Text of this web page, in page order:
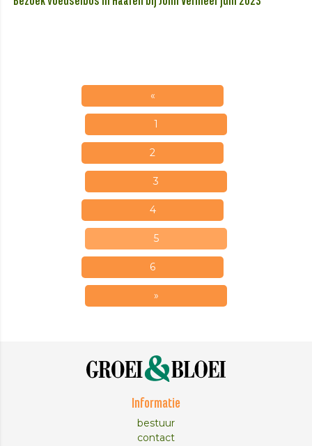
«
1
2
3
4
5
6
»
Informatie
bestuur
contact